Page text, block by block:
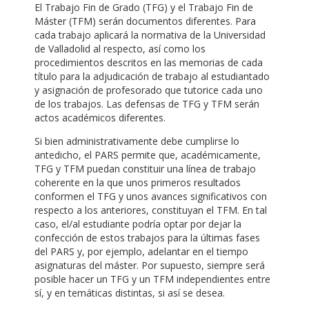
El Trabajo Fin de Grado (TFG) y el Trabajo Fin de
Máster (TFM) serán documentos diferentes. Para
cada trabajo aplicará la normativa de la Universidad
de Valladolid al respecto, así como los
procedimientos descritos en las memorias de cada
título para la adjudicación de trabajo al estudiantado
y asignación de profesorado que tutorice cada uno
de los trabajos. Las defensas de TFG y TFM serán
actos académicos diferentes.
Si bien administrativamente debe cumplirse lo
antedicho, el PARS permite que, académicamente,
TFG y TFM puedan constituir una línea de trabajo
coherente en la que unos primeros resultados
conformen el TFG y unos avances significativos con
respecto a los anteriores, constituyan el TFM. En tal
caso, el/al estudiante podría optar por dejar la
confección de estos trabajos para la últimas fases
del PARS y, por ejemplo, adelantar en el tiempo
asignaturas del máster. Por supuesto, siempre será
posible hacer un TFG y un TFM independientes entre
sí, y en temáticas distintas, si así se desea.